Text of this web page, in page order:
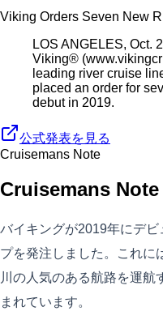
Viking Orders Seven New
LOS ANGELES, Oct.
Viking®
leading river cruise
placed an order for
debut in 2019.
公式発表を見る
Cruisemans Note
Cruisemans Note
バイキングが2019年にデ
プを発注しました。これに
川の人気のある航路を運航
まれています。